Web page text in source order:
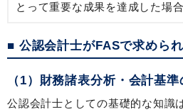
とって重要な成果を達成した場
■ 公認会計士がFASで求めら
（1）財務諸表分析・会計基
公認会計士としての基礎的な知識